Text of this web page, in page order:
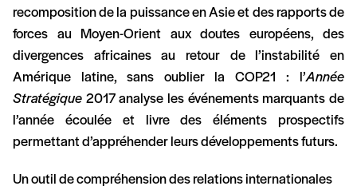
recomposition de la puissance en Asie et des rapports de
forces au Moyen-Orient aux doutes européens, des
divergences africaines au retour de l’instabilité en
Amérique latine, sans oublier la COP21 : l’Année
Stratégique 2017 analyse les événements marquants de
l’année écoulée et livre des éléments prospectifs
permettant d’appréhender leurs développements futurs.
Un outil de compréhension des relations internationales